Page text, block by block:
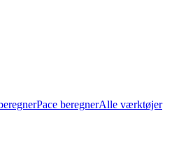
Pace beregnerAlle værktøjer